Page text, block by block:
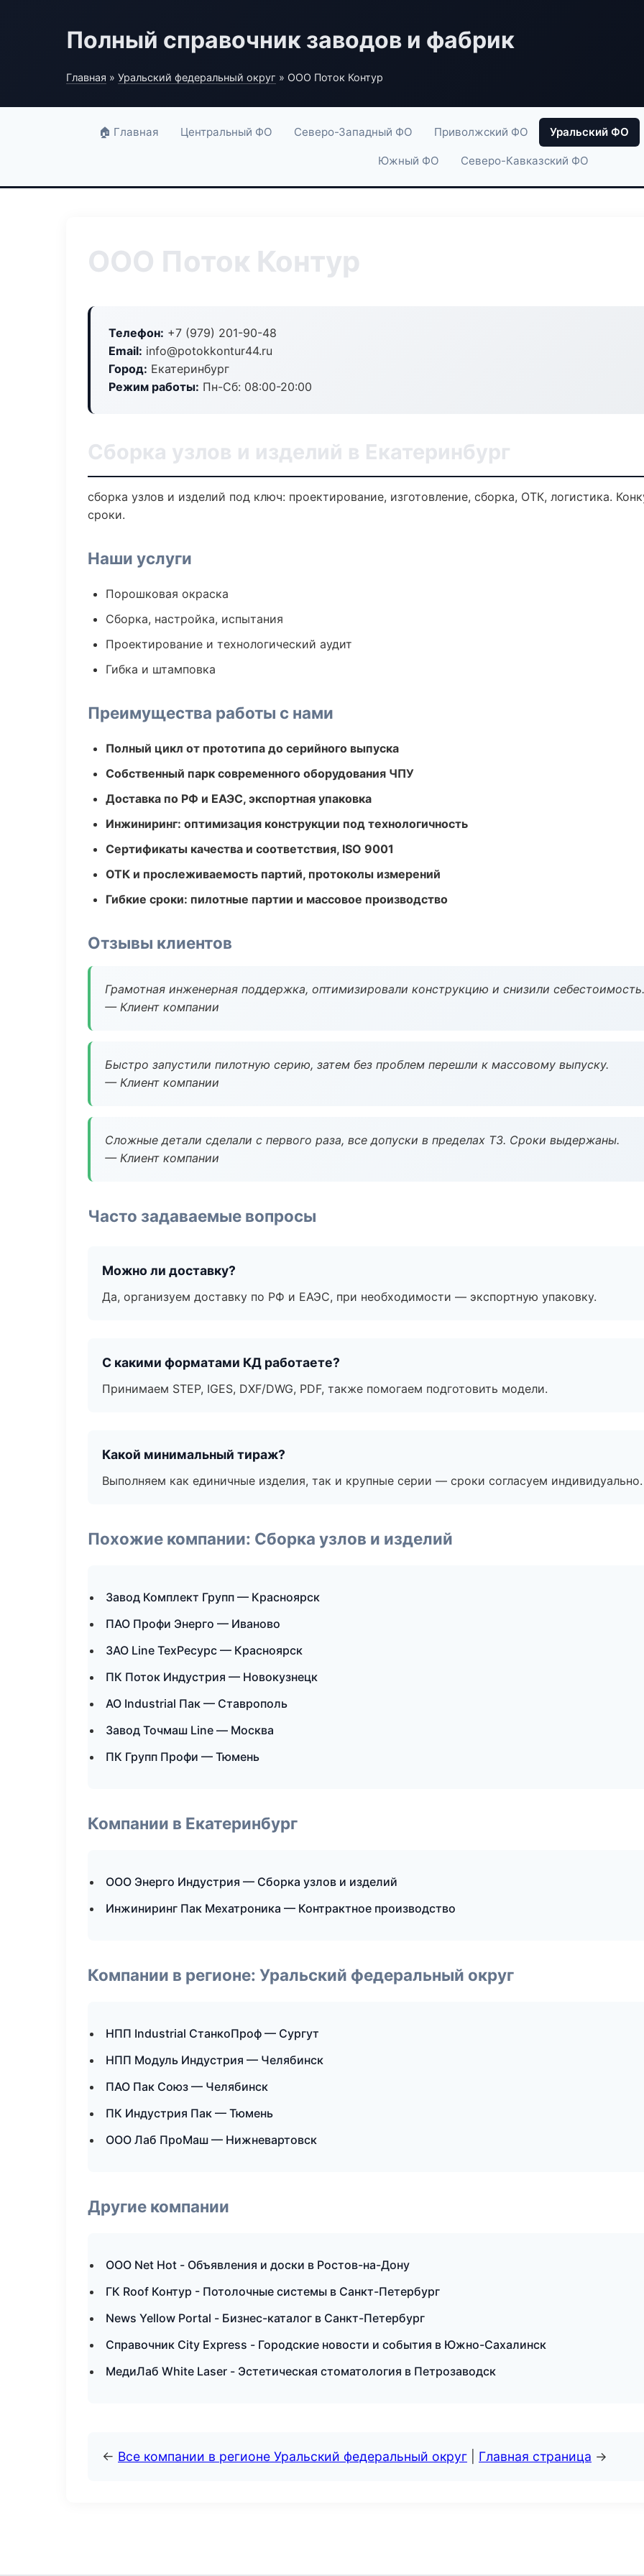
Полный справочник заводов и фабрик
Главная » Уральский федеральный округ » ООО Поток Контур
🏠 Главная Центральный ФО Северо-Западный ФО Приволжский ФО Уральский ФО
Южный ФО Северо-Кавказский ФО
ООО Поток Контур
Телефон: +7 (979) 201-90-48
Email: info@potokkontur44.ru
Город: Екатеринбург
Режим работы: Пн-Сб: 08:00-20:00
Сборка узлов и изделий в Екатеринбург
сборка узлов и изделий под ключ: проектирование, изготовление, сборка, ОТК, логистика.
сроки.
Наши услуги
Порошковая окраска
Сборка, настройка, испытания
Проектирование и технологический аудит
Гибка и штамповка
Преимущества работы с нами
Полный цикл от прототипа до серийного выпуска
Собственный парк современного оборудования ЧПУ
Доставка по РФ и ЕАЭС, экспортная упаковка
Инжиниринг: оптимизация конструкции под технологичность
Сертификаты качества и соответствия, ISO 9001
ОТК и прослеживаемость партий, протоколы измерений
Гибкие сроки: пилотные партии и массовое производство
Отзывы клиентов
Грамотная инженерная поддержка, оптимизировали конструкцию и снизили себестоимость.
— Клиент компании
Быстро запустили пилотную серию, затем без проблем перешли к массовому выпуску.
— Клиент компании
Сложные детали сделали с первого раза, все допуски в пределах ТЗ. Сроки выдержаны.
— Клиент компании
Часто задаваемые вопросы
Можно ли доставку?
Да, организуем доставку по РФ и ЕАЭС, при необходимости — экспортную упаковку.
С какими форматами КД работаете?
Принимаем STEP, IGES, DXF/DWG, PDF, также помогаем подготовить модели.
Какой минимальный тираж?
Выполняем как единичные изделия, так и крупные серии — сроки согласуем индивидуально.
Похожие компании: Сборка узлов и изделий
Завод Комплект Групп — Красноярск
ПАО Профи Энерго — Иваново
ЗАО Line ТехРесурс — Красноярск
ПК Поток Индустрия — Новокузнецк
АО Industrial Пак — Ставрополь
Завод Точмаш Line — Москва
ПК Групп Профи — Тюмень
Компании в Екатеринбург
ООО Энерго Индустрия — Сборка узлов и изделий
Инжиниринг Пак Мехатроника — Контрактное производство
Компании в регионе: Уральский федеральный округ
НПП Industrial СтанкоПроф — Сургут
НПП Модуль Индустрия — Челябинск
ПАО Пак Союз — Челябинск
ПК Индустрия Пак — Тюмень
ООО Лаб ПроМаш — Нижневартовск
Другие компании
ООО Net Hot - Объявления и доски в Ростов-на-Дону
ГК Roof Контур - Потолочные системы в Санкт-Петербург
News Yellow Portal - Бизнес-каталог в Санкт-Петербург
Справочник City Express - Городские новости и события в Южно-Сахалинск
МедиЛаб White Laser - Эстетическая стоматология в Петрозаводск
← Все компании в регионе Уральский федеральный округ Главная страница →